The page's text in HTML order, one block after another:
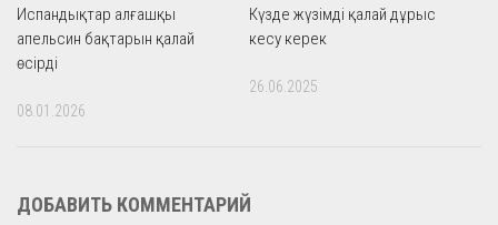
Испандықтар алғашқы
апельсин бақтарын қалай
өсірді
08.01.2026
Күзде жүзімді қалай дұрыс
кесу керек
26.06.2025
ДОБАВИТЬ КОММЕНТАРИЙ